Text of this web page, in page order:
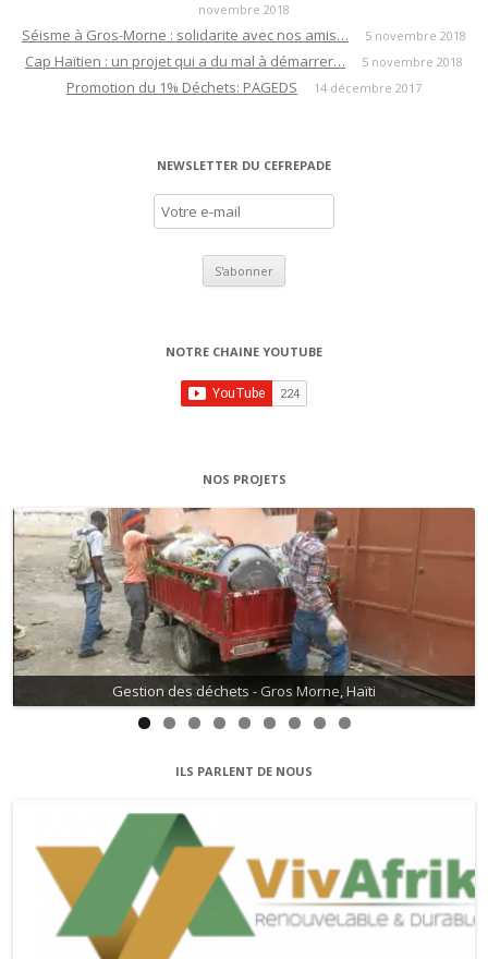
n
novembre 2018
Séisme à Gros-Morne : solidarite avec nos amis… 5 novembre 2018
Cap Haïtien : un projet qui a du mal à démarrer… 5 novembre 2018
Promotion du 1% Déchets: PAGEDS 14 décembre 2017
NEWSLETTER DU CEFREPADE
NOTRE CHAINE YOUTUBE
NOS PROJETS
Gestion des déchets - Gros Morne, Haïti
Gestion de l'eau - David, Haïti
ILS PARLENT DE NOUS